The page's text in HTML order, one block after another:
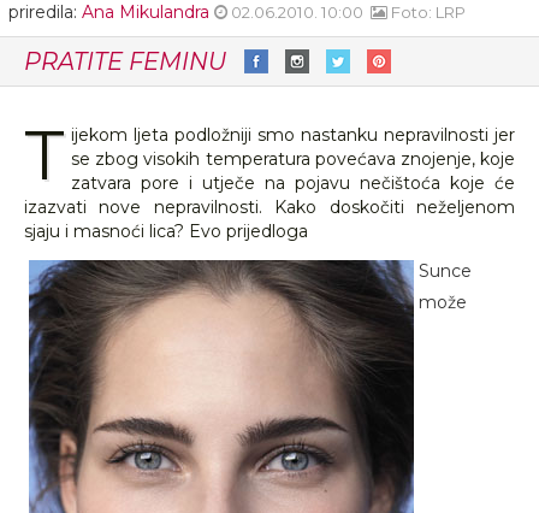
priredila: Ana Mikulandra 02.06.2010. 10:00 Foto: LRP
PRATITE FEMINU
T ijekom ljeta podložniji smo nastanku nepravilnosti jer
se zbog visokih temperatura povećava znojenje, koje
zatvara pore i utječe na pojavu nečištoća koje će
izazvati nove nepravilnosti. Kako doskočiti neželjenom
sjaju i masnoći lica? Evo prijedloga
Sunce
može